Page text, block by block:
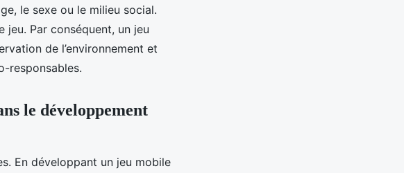
le sexe ou le milieu social.
Par conséquent, un jeu
de l’environnement et
responsables.
le développement
En développant un jeu mobile